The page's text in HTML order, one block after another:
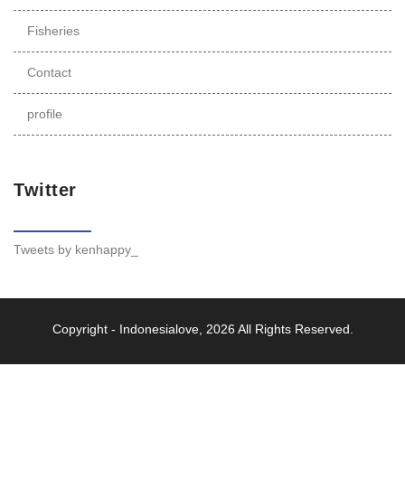
Fisheries
Contact
profile
Twitter
Tweets by kenhappy_
Copyright - Indonesialove, 2026 All Rights Reserved.